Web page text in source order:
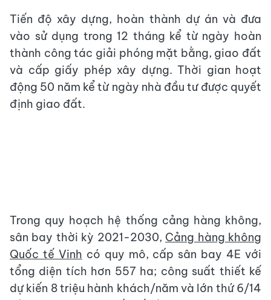
Tiến độ xây dựng, hoàn thành dự án và đưa
vào sử dụng trong 12 tháng kể từ ngày hoàn
thành công tác giải phóng mặt bằng, giao đất
và cấp giấy phép xây dựng. Thời gian hoạt
động 50 năm kể từ ngày nhà đầu tư được quyết
định giao đất.
Trong quy hoạch hệ thống cảng hàng không,
sân bay thời kỳ 2021-2030, Cảng hàng không
Quốc tế Vinh có quy mô, cấp sân bay 4E với
tổng diện tích hơn 557 ha; công suất thiết kế
dự kiến 8 triệu hành khách/năm và lớn thứ 6/14